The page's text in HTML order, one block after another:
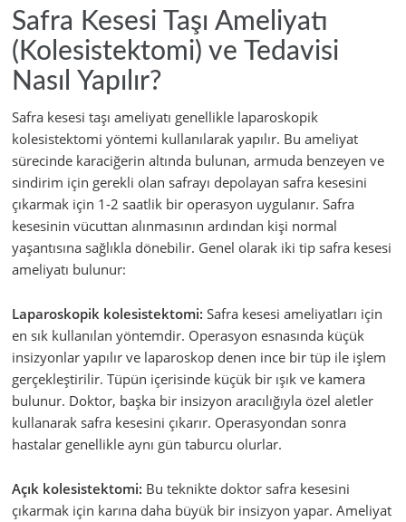
Safra Kesesi Taşı Ameliyatı
(Kolesistektomi) ve Tedavisi
Nasıl Yapılır?
Safra kesesi taşı ameliyatı genellikle laparoskopik
kolesistektomi yöntemi kullanılarak yapılır. Bu ameliyat
sürecinde karaciğerin altında bulunan, armuda benzeyen ve
sindirim için gerekli olan safrayı depolayan safra kesesini
çıkarmak için 1-2 saatlik bir operasyon uygulanır. Safra
kesesinin vücuttan alınmasının ardından kişi normal
yaşantısına sağlıkla dönebilir. Genel olarak iki tip safra kesesi
ameliyatı bulunur:
Laparoskopik kolesistektomi: Safra kesesi ameliyatları için
en sık kullanılan yöntemdir. Operasyon esnasında küçük
insizyonlar yapılır ve laparoskop denen ince bir tüp ile işlem
gerçekleştirilir. Tüpün içerisinde küçük bir ışık ve kamera
bulunur. Doktor, başka bir insizyon aracılığıyla özel aletler
kullanarak safra kesesini çıkarır. Operasyondan sonra
hastalar genellikle aynı gün taburcu olurlar.
Açık kolesistektomi: Bu teknikte doktor safra kesesini
çıkarmak için karına daha büyük bir insizyon yapar. Ameliyat